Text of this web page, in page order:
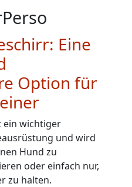
Eine
Option für
ein wichtiger
und wird
Hund zu
oder einfach nur,
zu halten.